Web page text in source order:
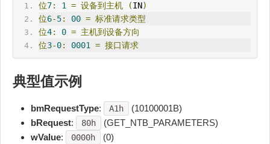
位7: 1 = 设备到主机 (IN)
位6-5: 00 = 标准请求类型
位4: 0 = 主机到设备方向
位3-0: 0001 = 接口请求
典型值示例
bmRequestType: A1h
(10100001B)
bRequest: 80h
(GET_NTB_PARAMETERS)
wValue: 0000h
(0)